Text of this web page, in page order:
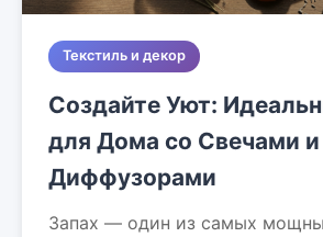
Текстиль и декор
Создайте Уют:
для Дома со Свечами и
Диффузорами
Запах — один из самых